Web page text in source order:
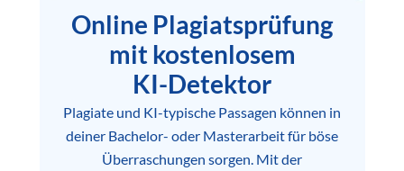
Online Plagiatsprüfung
mit kostenlosem
KI-Detektor
Plagiate und KI-typische Passagen können in
deiner Bachelor- oder Masterarbeit für böse
Überraschungen sorgen. Mit der